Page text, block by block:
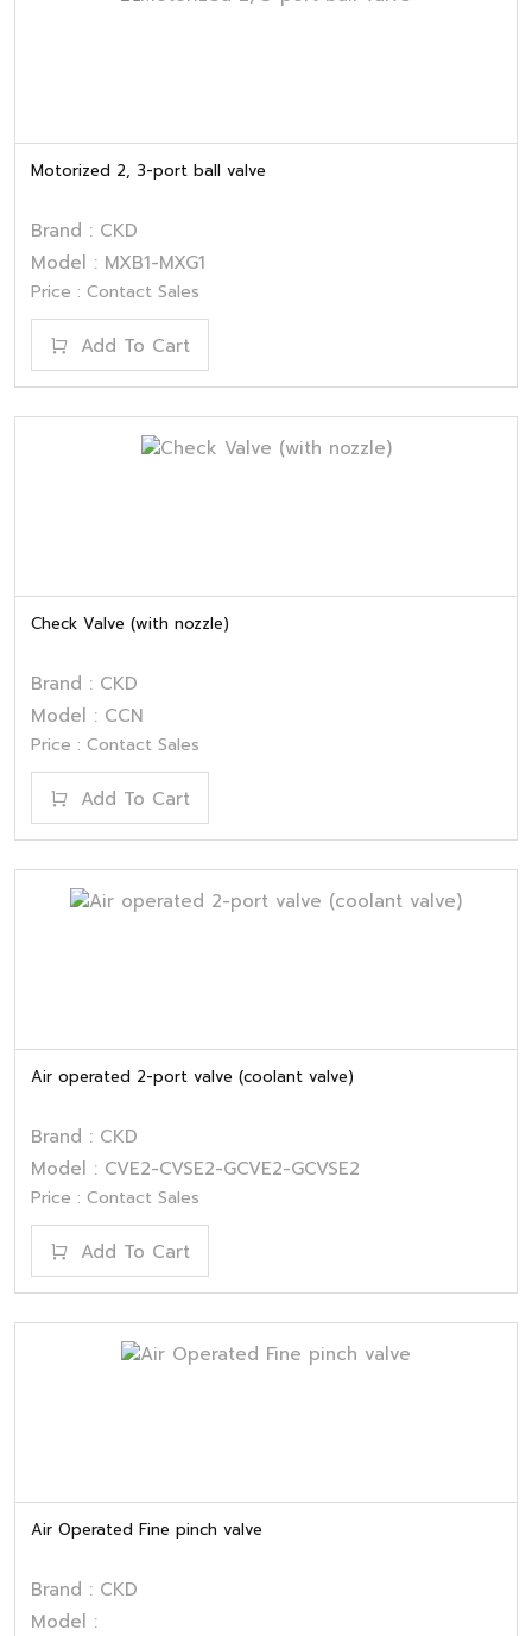
Motorized 2, 3-port ball valve
Brand : CKD
Model : MXB1-MXG1
Price : Contact Sales
Add To Cart
Check Valve (with nozzle)
Brand : CKD
Model : CCN
Price : Contact Sales
Add To Cart
Air operated 2-port valve (coolant valve)
Brand : CKD
Model : CVE2-CVSE2-GCVE2-GCVSE2
Price : Contact Sales
Add To Cart
Air Operated Fine pinch valve
Brand : CKD
Model :